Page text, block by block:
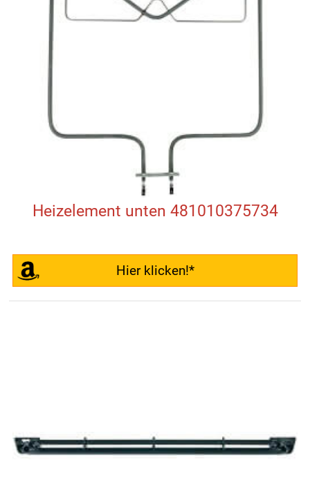
Heizelement unten 481010375734
Hier klicken!*